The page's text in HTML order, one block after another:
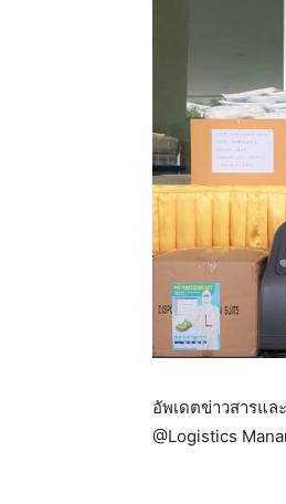
อัพเดตข่าวสารแ
@Logistics